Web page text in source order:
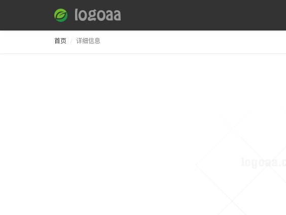
首页 详细信息